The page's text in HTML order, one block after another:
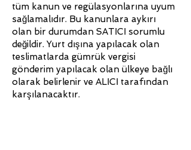
tüm kanun ve regülasyonlarına uyum
sağlamalıdır. Bu kanunlara aykırı
olan bir durumdan SATICI sorumlu
değildir. Yurt dışına yapılacak olan
teslimatlarda gümrük vergisi
gönderim yapılacak olan ülkeye bağlı
olarak belirlenir ve ALICI tarafından
karşılanacaktır.